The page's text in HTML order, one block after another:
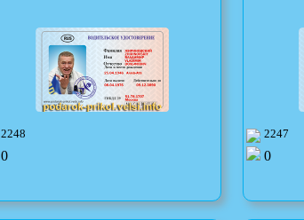
2248
0
2247
0